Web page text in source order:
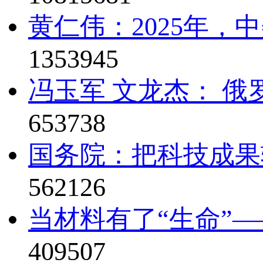
黄仁伟：2025年，
1353945
冯玉军 文龙杰： 俄
653738
国务院：把科技成
562126
当材料有了“生命
409507